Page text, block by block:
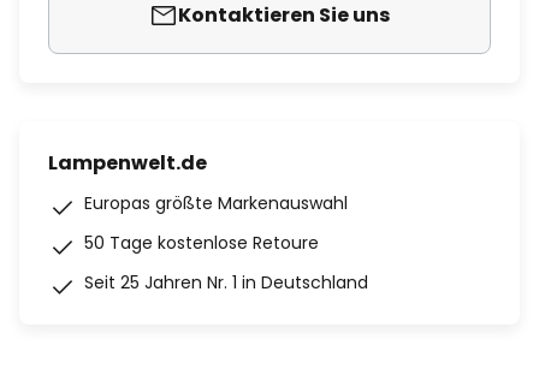
Kontaktieren Sie uns
Lampenwelt.de
Europas größte Markenauswahl
50 Tage kostenlose Retoure
Seit 25 Jahren Nr. 1 in Deutschland